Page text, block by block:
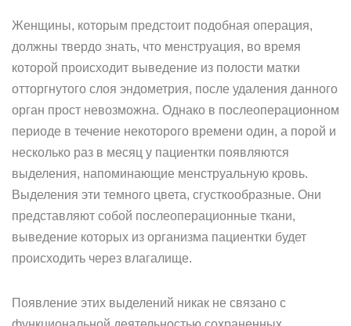
Женщины, которым предстоит подобная операция,
должны твердо знать, что менструация, во время
которой происходит выведение из полости матки
отторгнутого слоя эндометрия, после удаления данного
орган прост невозможна. Однако в послеоперационном
периоде в течение некоторого времени один, а порой и
несколько раз в месяц у пациентки появляются
выделения, напоминающие менструальную кровь.
Выделения эти темного цвета, сгусткообразные. Они
представляют собой послеоперационные ткани,
выведение которых из организма пациентки будет
происходить через влагалище.
Появление этих выделений никак не связано с